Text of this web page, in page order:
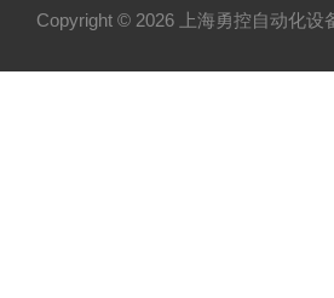
WAGO
Copyright © 2026 上海勇控自动化